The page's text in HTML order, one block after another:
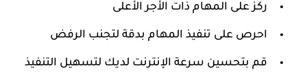
ركز على المهام ذات الأجر الأعلى
احرص على تنفيذ المهام بدقة لتجنب الرفض
قم بتحسين سرعة الإنترنت لديك لتسهيل التنفيذ